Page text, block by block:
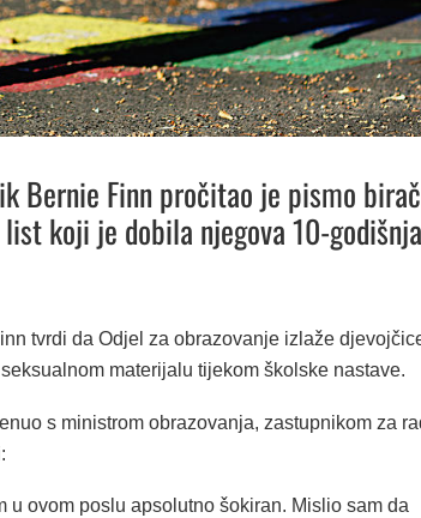
Bernie Finn pročitao je pismo
koji je dobila njegova 10-godišnja
tvrdi da Odjel za obrazovanje izlaže
materijalu tijekom školske nastave.
s ministrom obrazovanja, zastupnikom za
u ovom poslu apsolutno šokiran. Mislio sam da